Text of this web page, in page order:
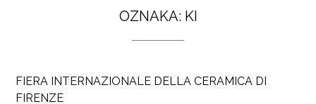
OZNAKA: KI
FIERA INTERNAZIONALE DELLA CERAMICA DI
FIRENZE